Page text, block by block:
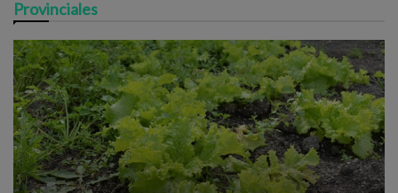
Provinciales